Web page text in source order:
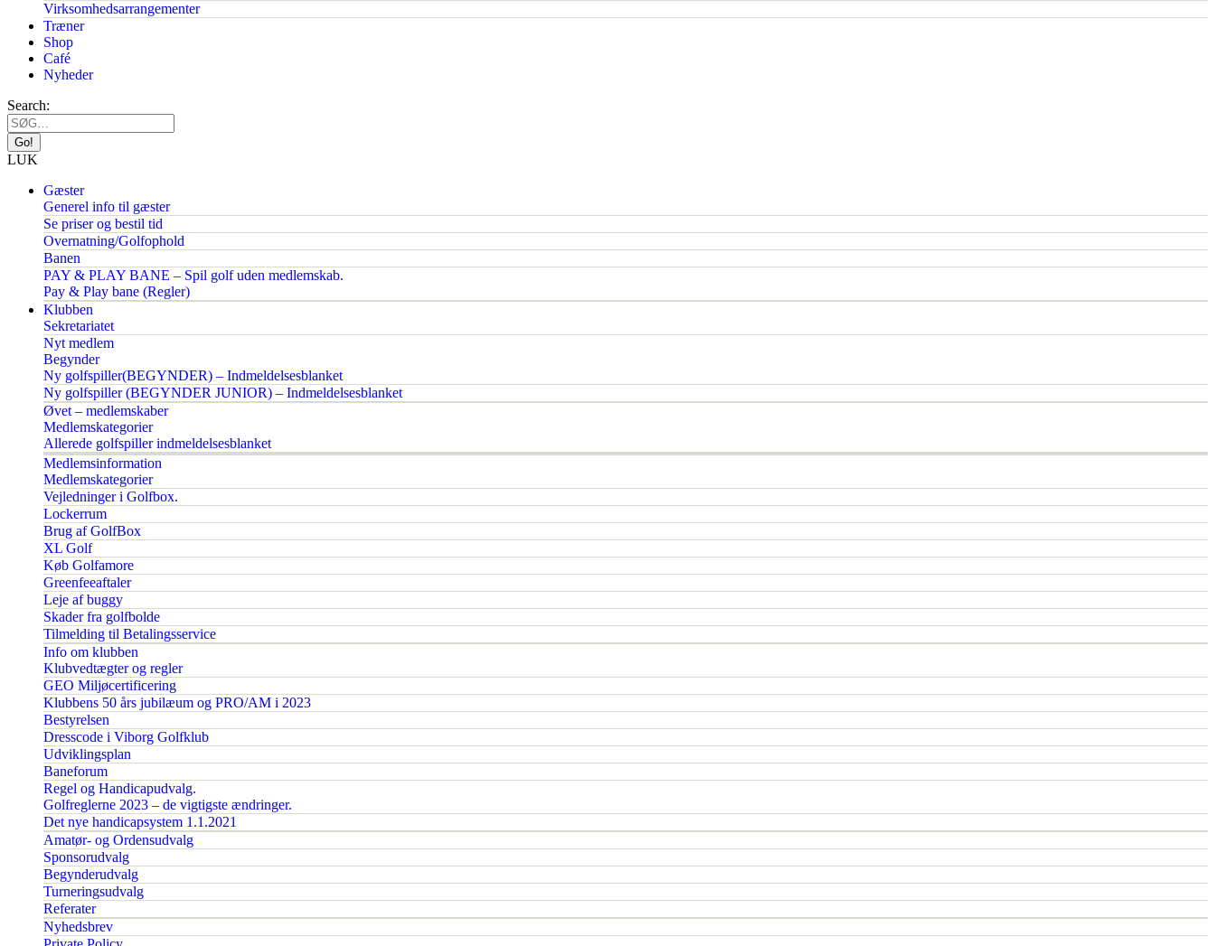
Virksomhedsarrangementer
Træner
Shop
Café
Nyheder
Search:
LUK
Gæster
Generel info til gæster
Se priser og bestil tid
Overnatning/Golfophold
Banen
PAY & PLAY BANE – Spil golf uden medlemskab.
Pay & Play bane (Regler)
Klubben
Sekretariatet
Nyt medlem
Begynder
Ny golfspiller(BEGYNDER) – Indmeldelsesblanket
Ny golfspiller (BEGYNDER JUNIOR) – Indmeldelsesblanket
Øvet – medlemskaber
Medlemskategorier
Allerede golfspiller indmeldelsesblanket
Medlemsinformation
Medlemskategorier
Vejledninger i Golfbox.
Lockerrum
Brug af GolfBox
XL Golf
Køb Golfamore
Greenfeeaftaler
Leje af buggy
Skader fra golfbolde
Tilmelding til Betalingsservice
Info om klubben
Klubvedtægter og regler
GEO Miljøcertificering
Klubbens 50 års jubilæum og PRO/AM i 2023
Bestyrelsen
Dresscode i Viborg Golfklub
Udviklingsplan
Baneforum
Regel og Handicapudvalg.
Golfreglerne 2023 – de vigtigste ændringer.
Det nye handicapsystem 1.1.2021
Amatør- og Ordensudvalg
Sponsorudvalg
Begynderudvalg
Turneringsudvalg
Referater
Nyhedsbrev